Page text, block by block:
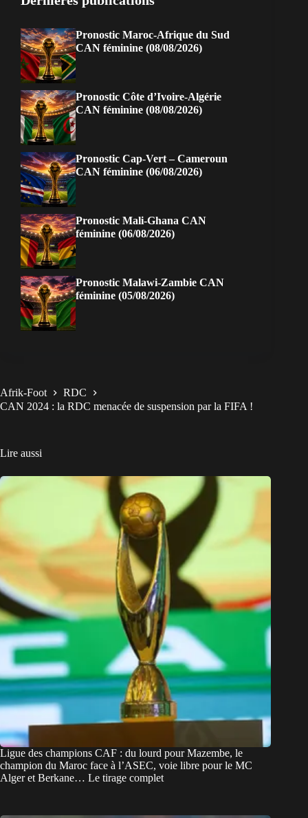
Pronostic Maroc-Afrique du Sud
CAN féminine (08/08/2026)
Pronostic Côte d’Ivoire-Algérie
CAN féminine (08/08/2026)
Pronostic Cap-Vert – Cameroun
CAN féminine (06/08/2026)
Pronostic Mali-Ghana CAN
féminine (06/08/2026)
Pronostic Malawi-Zambie CAN
féminine (05/08/2026)
Afrik-Foot
RDC
CAN 2024 : la RDC menacée de suspension par la FIFA !
Lire aussi
Ligue des champions CAF : du lourd pour Mazembe, le
champion du Maroc face à l’ASEC, voie libre pour le MC
Alger et Berkane… Le tirage complet